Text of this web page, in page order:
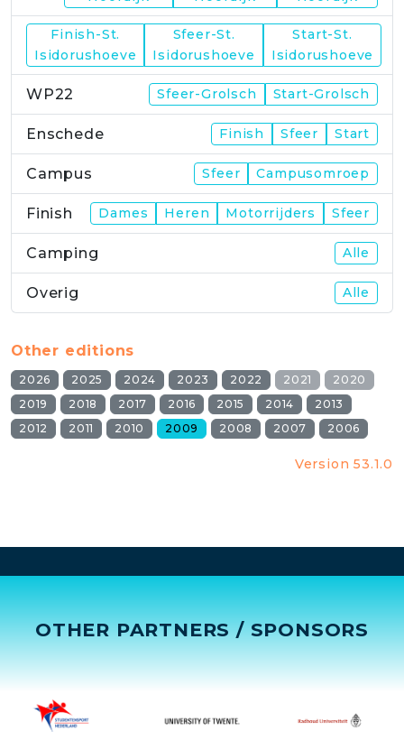
Finish-St.
Isidorushoeve
Sfeer-St.
Isidorushoeve
Start-St.
Isidorushoeve
WP22 Sfeer-Grolsch Start-Grolsch
Enschede Finish Sfeer Start
Campus Sfeer Campusomroep
Finish Dames Heren Motorrijders Sfeer
Camping Alle
Overig Alle
Other editions
2026 2025 2024 2023 2022 2021
2020
2019
2018 2017 2016 2015 2014
2013
2012
2011 2010 2009 2008 2007 2006
Version 53.1.0
OTHER PARTNERS / SPONSORS